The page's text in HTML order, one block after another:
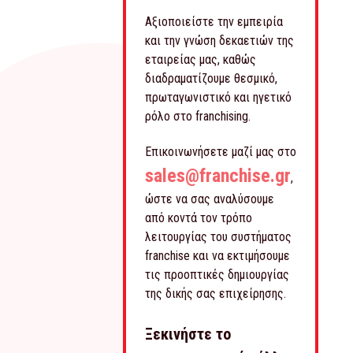
Αξιοποιείστε την εμπειρία
και την γνώση δεκαετιών της
εταιρείας μας, καθώς
διαδραματίζουμε θεσμικό,
πρωταγωνιστικό και ηγετικό
ρόλο στο franchising.
Επικοινωνήσετε μαζί μας στο
sales@franchise.gr,
ώστε να σας αναλύσουμε
από κοντά τον τρόπο
λειτουργίας του συστήματος
franchise και να εκτιμήσουμε
τις προοπτικές δημιουργίας
της δικής σας επιχείρησης.
Ξεκινήστε το